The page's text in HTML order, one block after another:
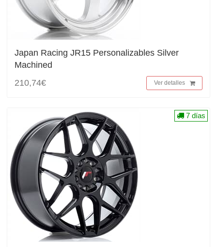
Japan Racing JR15 Personalizables Silver
Machined
210,74€
Ver detalles
7 días